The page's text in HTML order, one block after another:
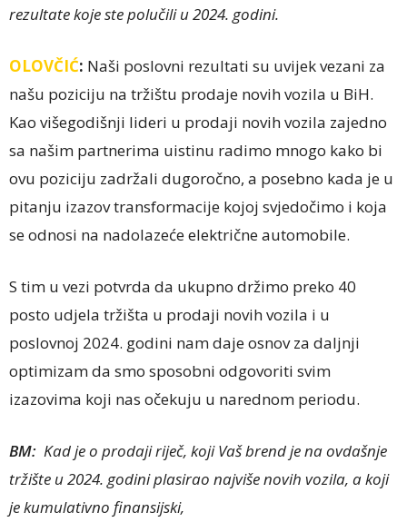
rezultate koje ste polučili u 2024. godini.
OLOVČIĆ: Naši poslovni rezultati su uvijek vezani za
našu poziciju na tržištu prodaje novih vozila u BiH.
Kao višegodišnji lideri u prodaji novih vozila zajedno
sa našim partnerima uistinu radimo mnogo kako bi
ovu poziciju zadržali dugoročno, a posebno kada je u
pitanju izazov transformacije kojoj svjedočimo i koja
se odnosi na nadolazeće električne automobile.
S tim u vezi potvrda da ukupno držimo preko 40
posto udjela tržišta u prodaji novih vozila i u
poslovnoj 2024. godini nam daje osnov za daljnji
optimizam da smo sposobni odgovoriti svim
izazovima koji nas očekuju u narednom periodu.
BM: Kad je o prodaji riječ, koji Vaš brend je na ovdašnje
tržište u 2024. godini plasirao najviše novih vozila, a koji
je kumulativno finansijski,